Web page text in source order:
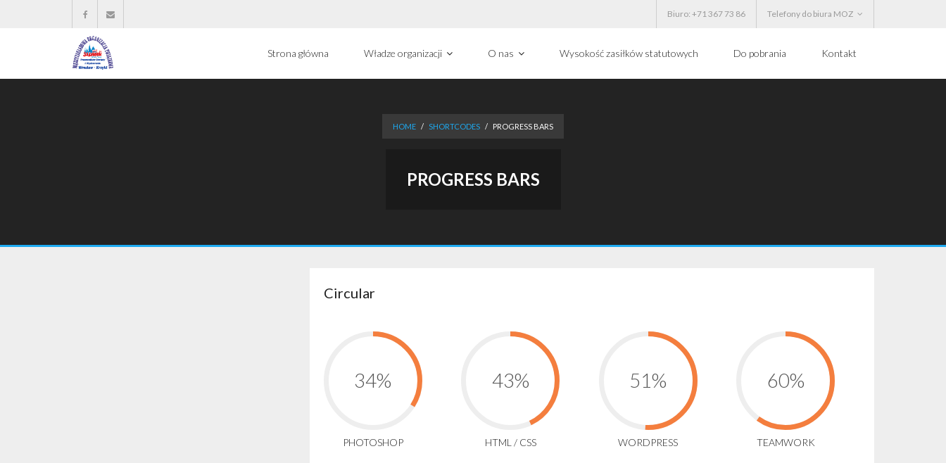
Biuro: +71 367 73 86 Telefony do biura MOZ
Strona główna Władze organizacji O nas Wysokość zasiłków statutowych Do pobrania Kontakt
HOME / SHORTCODES / PROGRESS BARS
PROGRESS BARS
Circular
PHOTOSHOP HTML / CSS WORDPRESS TEAMWORK